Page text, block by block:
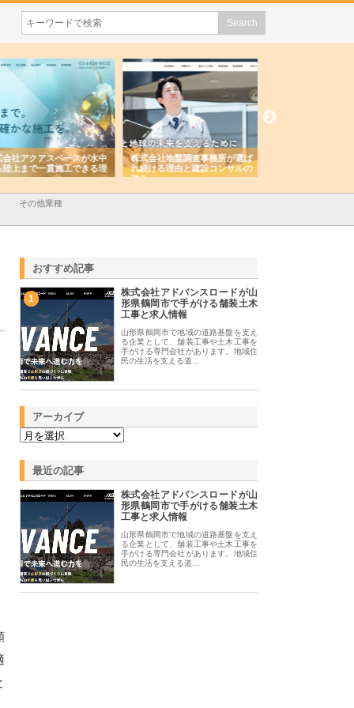
社アクアスペースが水中
陸上まで一貫施工できる理
株式会社地盤調査事務所が選ば
れ続ける理由と建設コンサルの
強み
その他業種
おすすめ記事
1
株式会社アドバンスロードが山
形県鶴岡市で手がける舗装土木
工事と求人情報
山形県鶴岡市で地域の道路基盤を支え
る企業として、舗装工事や土木工事を
手がける専門会社があります。地域住
民の生活を支える道…
アーカイブ
最近の記事
株式会社アドバンスロードが山
形県鶴岡市で手がける舗装土木
工事と求人情報
山形県鶴岡市で地域の道路基盤を支え
る企業として、舗装工事や土木工事を
手がける専門会社があります。地域住
民の生活を支える道…